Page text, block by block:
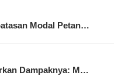
Modal Petan…
Dampaknya: M…